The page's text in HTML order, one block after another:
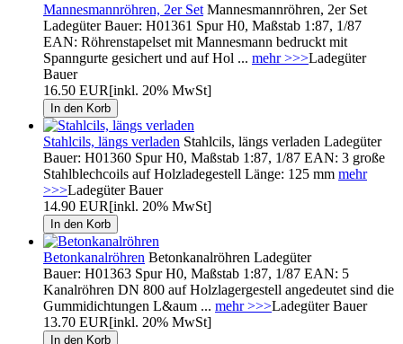
Mannesmannröhren, 2er Set Mannesmannröhren, 2er Set
Ladegüter Bauer: H01361 Spur H0, Maßstab 1:87, 1/87
EAN: Röhrenstapelset mit Mannesmann bedruckt mit
Spanngurte gesichert und auf Hol ... mehr >>>Ladegüter
Bauer
16.50 EUR[inkl. 20% MwSt]
Stahlcils, längs verladen Stahlcils, längs verladen Ladegüter
Bauer: H01360 Spur H0, Maßstab 1:87, 1/87 EAN: 3 große
Stahlblechcoils auf Holzladegestell Länge: 125 mm mehr
>>>Ladegüter Bauer
14.90 EUR[inkl. 20% MwSt]
Betonkanalröhren Betonkanalröhren Ladegüter
Bauer: H01363 Spur H0, Maßstab 1:87, 1/87 EAN: 5
Kanalröhren DN 800 auf Holzlagergestell angedeutet sind die
Gummidichtungen L&aum ... mehr >>>Ladegüter Bauer
13.70 EUR[inkl. 20% MwSt]